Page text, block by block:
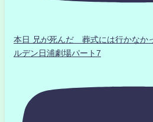
本日 兄が死んだ 葬式には行かな
ルデン日浦劇場パート7